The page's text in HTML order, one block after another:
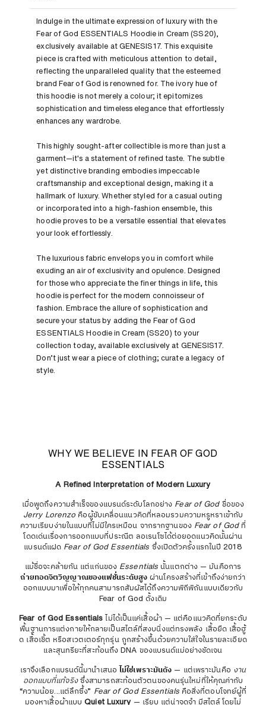
Indulge in the ultimate expression of luxury with the
Fear of God ESSENTIALS Hoodie in Cream (SS20),
exclusively available at GENESIS17. This exquisite
piece is crafted with meticulous attention to detail,
reflecting the unparalleled quality that the esteemed
brand Fear of God is renowned for. The ivory hue of
this hoodie is not merely a colour; it epitomizes
sophistication and timeless elegance that effortlessly
enhances any wardrobe.
This highly sought-after collectible is more than just a
garment—it's a statement of refined taste. The subtle
yet distinctive branding embodies impeccable
craftsmanship and exceptional design, making it a
hallmark of luxury. Whether styled for a casual outing
or incorporated into a high-fashion ensemble, this
hoodie proves to be a versatile essential that elevates
your look effortlessly.
The luxurious fabric envelops you in comfort while
exuding an air of exclusivity and opulence. Designed
for those who appreciate the finer things in life, this
hoodie is perfect for the modern connoisseur of
fashion. Embrace the allure of sophistication and
secure your status by adding the Fear of God
ESSENTIALS Hoodie in Cream (SS20) to your
collection today, available exclusively at GENESIS17.
Don’t just wear a piece of clothing; curate a legacy of
style.
WHY WE BELIEVE IN FEAR OF GOD
ESSENTIALS
A Refined Interpretation of Modern Luxury
เมื่อพูดถึงความสำเร็จของแบรนด์ระดับโลกอย่าง Fear of Godชื่อของ
Jerry Lorenzo คือผู้ขับเคลื่อนแนวคิดที่หลอมรวมความหรูหราเข้ากับ
ความเรียบง่ายในแบบที่ไม่มีใครเหมือน จากรากฐานของ Fear of Godที่
โดดเด่นเรื่องการออกแบบที่ประณีต ลอเรนโซได้ต่อยอดแนวคิดนั้นผ่าน
แบรนด์แฝด Fear of God Essentials ซึ่งเปิดตัวครั้งแรกในปี 2018
แม้ชื่อจะคล้ายกัน แต่แก่นของ Essentials นั้นแตกต่าง — มันคือการ
ถ่ายทอดจิตวิญญาณของแฟชั่นระดับสูง ผ่านโครงสร้างที่เข้าถึงง่ายกว่า
ออกแบบมาเพื่อให้ทุกคนสามารถสัมผัสได้ถึงความพิถีพิถันแบบเดียวกับ
Fear of God ดั้งเดิม
Fear of God Essentials ไม่ได้เป็นแค่เสื้อผ้า — แต่คือแนวคิดที่ยกระดับ
พื้นฐานการแต่งกายให้กลายเป็นสไตล์ที่สงบนิ่งแต่ทรงพลัง เสื้อยืด เสื้อฮู้
ด เสื้อเชิ้ต หรือสเวตเตอร์ทุกรุ่น ถูกสร้างขึ้นด้วยความใส่ใจในรายละเอียด
และสุนทรียะที่สะท้อนถึง DNA ของแบรนด์แม่อย่างชัดเจน
เราจึงเลือกแบรนด์นี้มานำเสนอ ไม่ใช่เพราะมันดัง — แต่เพราะมันคือ งาน
ออกแบบที่แท้จริงซึ่งสามารถสะท้อนตัวตนของคนรุ่นใหม่ที่ให้คุณค่ากับ
“ความน้อย...แต่ลึกซึ้ง” Fear of God Essentialsคือสิ่งที่ตอบโจทย์ผู้ที่
มองหาเสื้อผ้าแบบQuiet Luxury— เรียบ แต่น่าจดจำ มีสไตล์โดยไม่